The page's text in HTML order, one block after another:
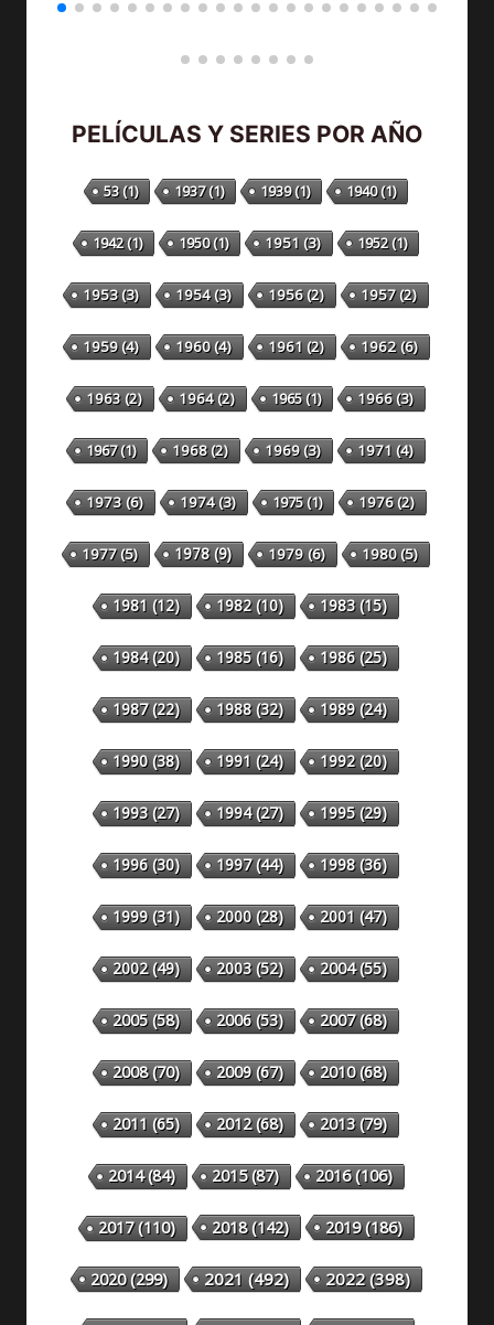
PELÍCULAS Y SERIES POR AÑO
53(1) 1937(1) 1939(1) 1940(1)
1942(1) 1950(1) 1951 (3) 1952(1)
1953(3) 1954(3) 1956(2) 1957(2)
1959(4) 1960(4) 1961 (2) 1962(6)
1963(2) 1964(2) 1965(1) 1966(3)
1967(1) 1968(2) 1969(3) 1971 (4)
1973(6) 1974(3) 1975(1) 1976(2)
1977(5) 1978(9) 1979(6) 1980(5)
1981 (12) 1982(10) 1983(15)
1984(20) 1985(16) 1986(25)
1987(22) 1988(32) 1989(24)
1990(38) 1991 (24) 1992(20)
1993(27) 1994(27) 1995(29)
1996(30) 1997(44) 1998(36)
1999(31) 2000(28) 2001 (47)
2002(49) 2003(52) 2004(55)
2005(58) 2006(53) 2007(68)
2008(70) 2009(67) 2010(68)
2011 (65) 2012(68) 2013(79)
2014(84) 2015(87) 2016(106)
2017(110) 2018(142) 2019(186)
2020(299) 2021 (492) 2022(398)